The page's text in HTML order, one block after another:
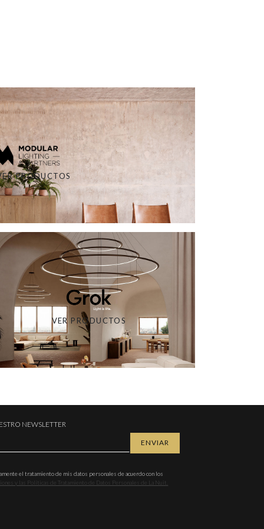
PRODUCTOS
VER PRODUCTOS
NEWSLETTER
el tratamiento de mis datos personales de acuerdo con los
y las Políticas de Tratamiento de Datos Personales de La Nuit.